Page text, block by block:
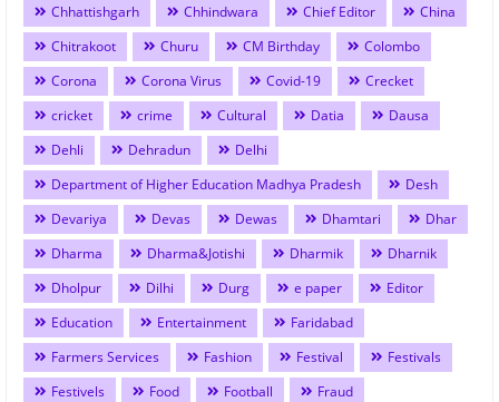
Chhattishgarh
Chhindwara Chief Editor
China
Chitrakoot
Churu CM Birthday
Colombo
Corona
Corona Virus Covid-19
Crecket
cricket
crime Cultural Datia
Dausa
Dehli
Dehradun
Delhi
Department of Higher Education Madhya Pradesh
Desh
Devariya
Devas Dewas Dhamtari
Dhar
Dharma
Dharma&Jotishi Dharmik
Dharnik
Dholpur
Dilhi Durg e paper
Editor
Education
Entertainment
Faridabad
Farmers Services
Fashion Festival
Festivals
Festivels
Food Football
Fraud